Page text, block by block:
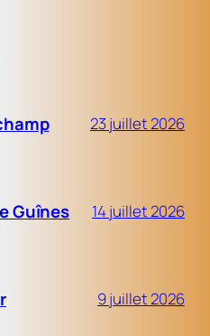
23 juillet 2026
Guînes 14 juillet 2026
9 juillet 2026